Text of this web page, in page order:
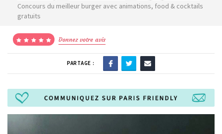
Concours du meilleur burger avec animations, food & cocktails
gratuits
Donnez votre avis
PARTAGE :